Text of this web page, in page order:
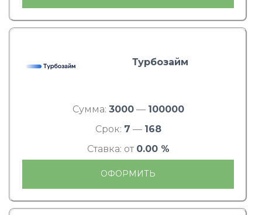
Турбозайм
Сумма: 3000— 100000
Срок: 7 — 168
Ставка: от 0.00 %
ОФОРМИТЬ